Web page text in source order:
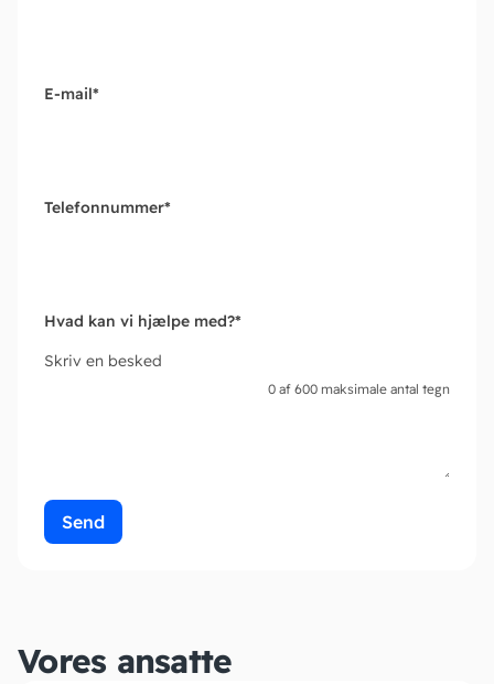
E-mail*
Telefonnummer*
Hvad kan vi hjælpe med?*
Skriv en besked
0 af 600 maksimale antal tegn
Vores ansatte